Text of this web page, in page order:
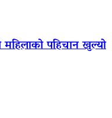
महिलाको पहिचान खुल्यो